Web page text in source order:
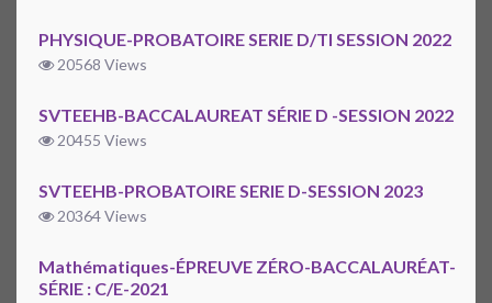
PHYSIQUE-PROBATOIRE SERIE D/TI SESSION 2022
20568 Views
SVTEEHB-BACCALAUREAT SÉRIE D -SESSION 2022
20455 Views
SVTEEHB-PROBATOIRE SERIE D-SESSION 2023
20364 Views
Mathématiques-ÉPREUVE ZÉRO-BACCALAURÉAT-
SÉRIE : C/E-2021